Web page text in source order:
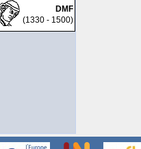
DMF
(1330 - 1500)